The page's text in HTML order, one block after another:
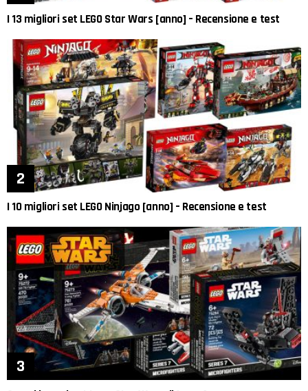
I 13 migliori set LEGO Star Wars [anno] – Recensione e test
I 10 migliori set LEGO Ninjago [anno] – Recensione e test